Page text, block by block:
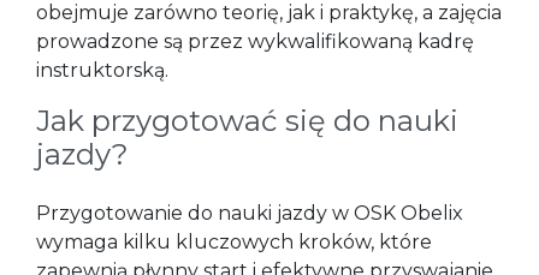
obejmuje zarówno teorię, jak i praktykę, a zajęcia
prowadzone są przez wykwalifikowaną kadrę
instruktorską.
Jak przygotować się do nauki
jazdy?
Przygotowanie do nauki jazdy w OSK Obelix
wymaga kilku kluczowych kroków, które
zapewnią płynny start i efektywne przyswajanie